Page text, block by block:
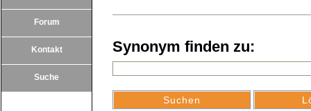
Forum
Kontakt
Suche
Synonym finden zu: